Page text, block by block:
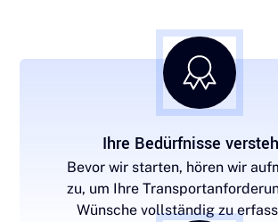
Ihre Bedürfnisse
Bevor wir starten, hören wir
zu, um Ihre
Wünsche vollständig zu